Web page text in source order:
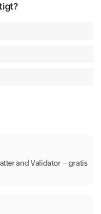
and Validator – gratis